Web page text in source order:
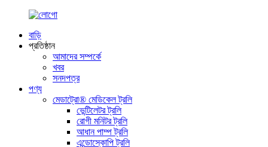
বাড়ি
প্রতিষ্ঠান
আমাদের সম্পর্কে
খবর
সনদপত্র
পণ্য
মেডাট্রো® মেডিকেল ট্রলি
ভেন্টিলেটর ট্রলি
রোগী মনিটর ট্রলি
আধান পাম্প ট্রলি
এন্ডোস্কোপি ট্রলি